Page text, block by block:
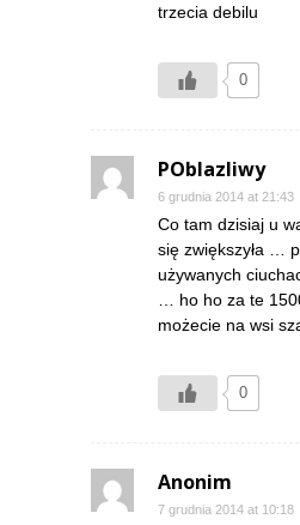
trzecia debilu
0
POblazliwy
6 grudnia 2014 at 21:43
Co tam dzisiaj u
się zwiększyła …
używanych
… ho ho za te
możecie na wsi
0
Anonim
7 grudnia 2014 at 10:18